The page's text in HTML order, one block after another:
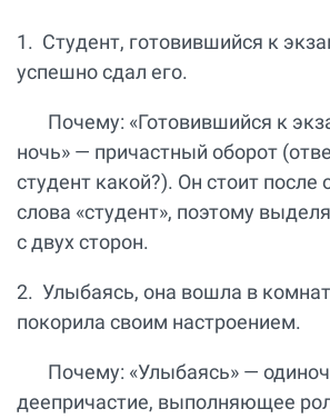
1. Студент, готовившийся к
успешно сдал его.
Почему: «Готовившийся к
ночь» — причастный оборот
студент какой?). Он стоит после
слова «студент», поэтому
с двух сторон.
2. Улыбаясь, она вошла в
покорила своим настроением.
Почему: «Улыбаясь» —
деепричастие, выполняющее